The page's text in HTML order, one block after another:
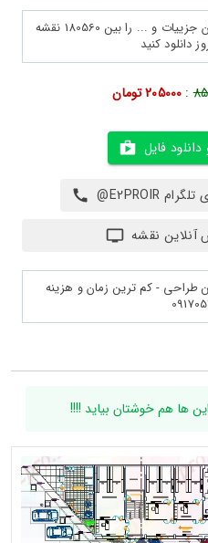
با یک خرید میتوانید 35 نقشه پلان جزییات و ... را بین 180560 نقشه
: 205000 تومان
فایل
نقشه
طراحی - کم ترین زمان و هزینه
ها هم خوشتان بیاید !!!!